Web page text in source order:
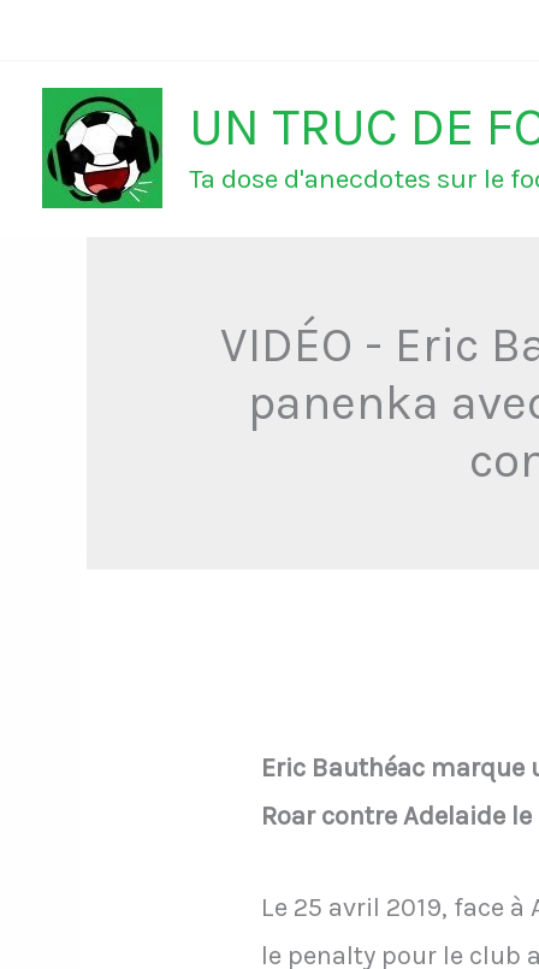
contenu
UN TRUC DE
Ta dose d'anecdotes sur le
VIDÉO - Eric
panenka
Eric Bauthéac marque
Roar contre Adelaide
Le 25 avril 2019, face
le penalty pour le club